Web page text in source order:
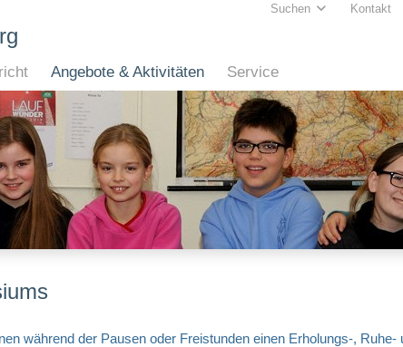
Suchen Kontakt
Angebote & Aktivitäten Service
während der Pausen oder Freistunden einen Erholungs-, Ruhe-